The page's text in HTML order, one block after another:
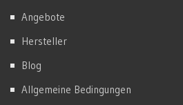
Angebote
Hersteller
Blog
Allgemeine Bedingungen